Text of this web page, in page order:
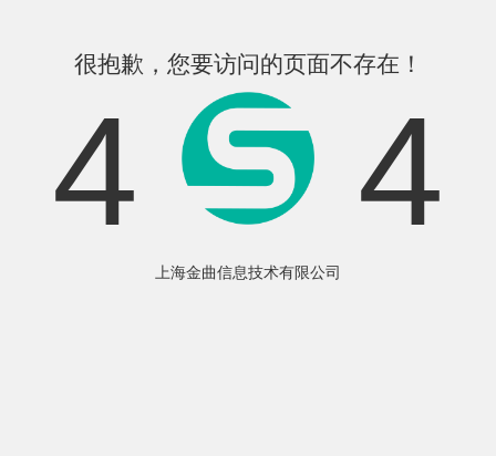
很抱歉，您要访问的页面不存在！
4 4
上海金曲信息技术有限公司